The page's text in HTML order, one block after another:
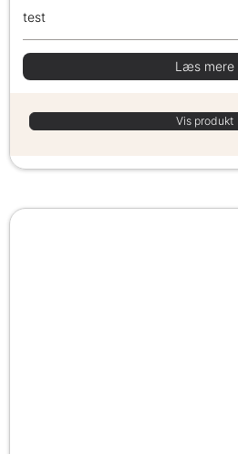
test
Læs mere
Vis produkt